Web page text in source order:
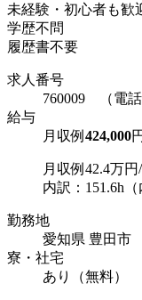
未経験・初心者も歓
学歴不問
履歴書不要
求人番号
760009 （電話
給与
月収例 424,000円
月収例42.4万円
内訳：151.6h
勤務地
愛知県 豊田市
寮・社宅
あり（無料）